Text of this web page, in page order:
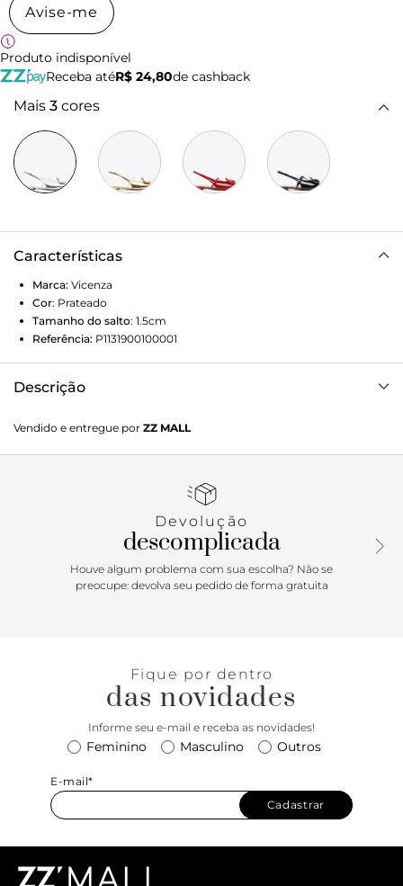
Avise-me
Produto indisponível
Receba atéR$ 24,80de cashback
Mais 3 cores
Características
Marca: Vicenza
Cor: Prateado
Tamanho do salto: 1.5cm
Referência: P1131900100001
Descrição
moderno, surge no couro metalizado prata trazendo o DNA
e a identidade VCZ traduzidas em uma peça com shape
Vendido e entregue por ZZ MALL
Devolução
descomplicada
Houve algum problema com sua escolha? Não se
preocupe: devolva seu pedido de forma gratuita
Fique por dentro
das novidades
Informe seu e-mail e receba as novidades!
Feminino Masculino Outros
E-mail*
Cadastrar